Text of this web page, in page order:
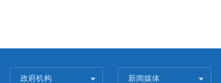
政府机构 新闻媒体